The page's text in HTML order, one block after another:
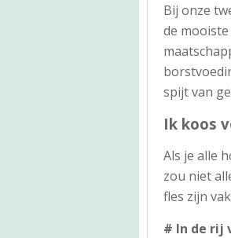
Bij onze
de
spijt van
Ik koos
Als je alle
zou niet
fles zijn
# In de rij